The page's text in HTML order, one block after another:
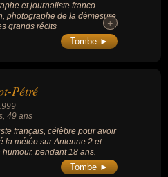
et journaliste franco-
photographe de la démesure
grands récits
en noir et blanc, il était l’un
de la photographie
+
+
Tombe ►
Pétré
, 49 ans
français, célèbre pour avoir
la météo sur Antenne 2 et
humour, pendant 18 ans.
Tombe ►